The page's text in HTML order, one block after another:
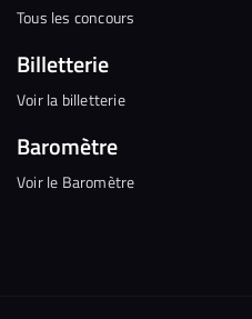
Tous les concours
Billetterie
Voir la billetterie
Baromètre
Voir le Baromètre